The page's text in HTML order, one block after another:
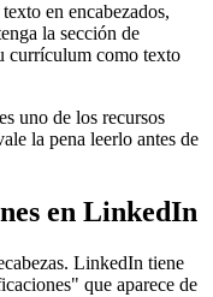
en encabezados,
la sección de
currículum como texto
es uno de los recursos
la pena leerlo antes de
en LinkedIn
LinkedIn tiene
que aparece de